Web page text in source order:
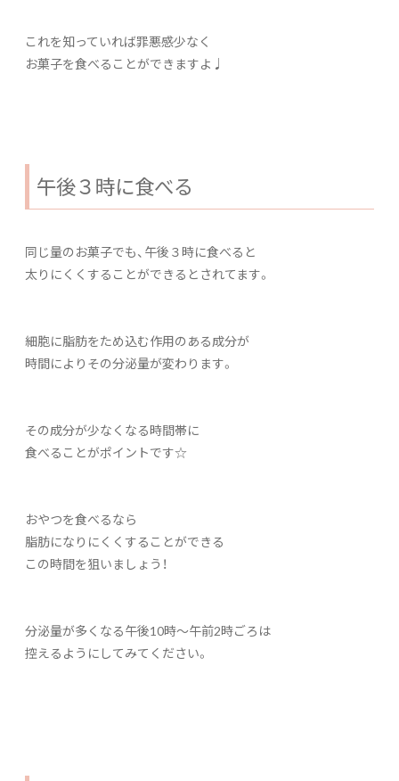
これを知っていれば罪悪感少なく
お菓子を食べることができますよ♩
午後３時に食べる
同じ量のお菓子でも、午後３時に食べると
太りにくくすることができるとされてます。
細胞に脂肪をため込む作用のある成分が
時間によりその分泌量が変わります。
その成分が少なくなる時間帯に
食べることがポイントです☆
おやつを食べるなら
脂肪になりにくくすることができる
この時間を狙いましょう！
分泌量が多くなる午後10時～午前2時ごろは
控えるようにしてみてください。